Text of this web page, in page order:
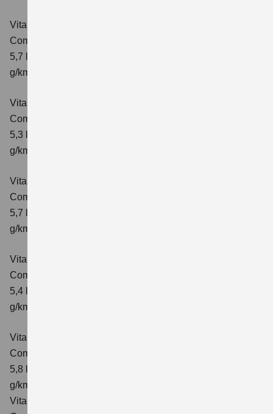
Vitara 1.4 BOOSTERJET HYBRID AT
Comfort
5,7 l/100 km; kombinierter Wert der CO₂-Emission: 129
g/km; CO₂-Klasse: D
Vitara 1.4 BOOSTERJET HYBRID
Comfort+
5,3 l/100km; kombinierter Wert der CO₂-Emission: 120
g/km; CO₂-Klasse: D
Vitara 1.4 BOOSTERJET HYBRID AT
Comfort+
5,7 l/100km; kombinierter Wert der CO₂-Emission: 130
g/km; CO₂-Klasse: D
Vitara 1.4 BOOSTERJET HYBRID ALLGRIP
Comfort
5,4 l/100km; kombinierter Wert der CO₂-Emission: 129
g/km; CO₂-Klasse: D
Vitara 1.4 BOOSTERJET HYBRID ALLGRIP AT
Comfort
5,8 l/100 km; kombinierter Wert der CO₂-Emission: 137
g/km; CO₂-Klasse: E
Vitara 1.4 BOOSTERJET HYBRID ALLGRIP